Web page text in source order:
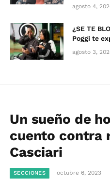
agosto 4,
¿SE TE
Poggi te
agosto 3,
Un sueño de
cuento contra
Casciari
SECCIONES octubre 6, 2023